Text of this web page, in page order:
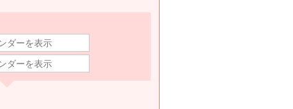
form forma 東京ソワール